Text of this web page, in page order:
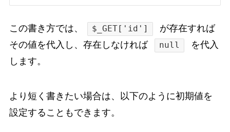
この書き方では、 $_GET['id']
が存在すれば
その値を代入し、存在しなければ
null
を代入
します。
より短く書きたい場合は、以下のように初期値を
設定することもできます。